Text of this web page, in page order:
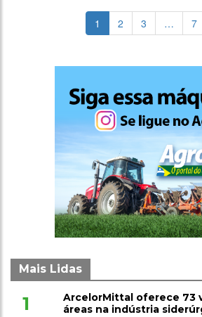
1 2 3 … 7
Mais Lidas
1
ArcelorMittal oferece 73
áreas na indústria